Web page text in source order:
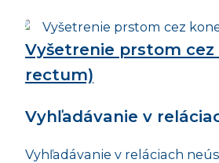
Vyšetrenie prstom
rectum)
Vyhľadávanie v
Vyhľadávanie v reláciach